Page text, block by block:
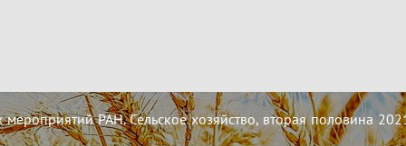
РАН. Сельское хозяйство, вторая половина